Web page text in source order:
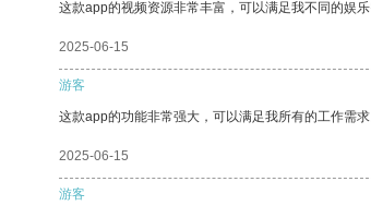
这款app的视频资源非常丰富，可以满足我不同的娱乐
2025-06-15
游客
这款app的功能非常强大，可以满足我所有的工作需
2025-06-15
游客